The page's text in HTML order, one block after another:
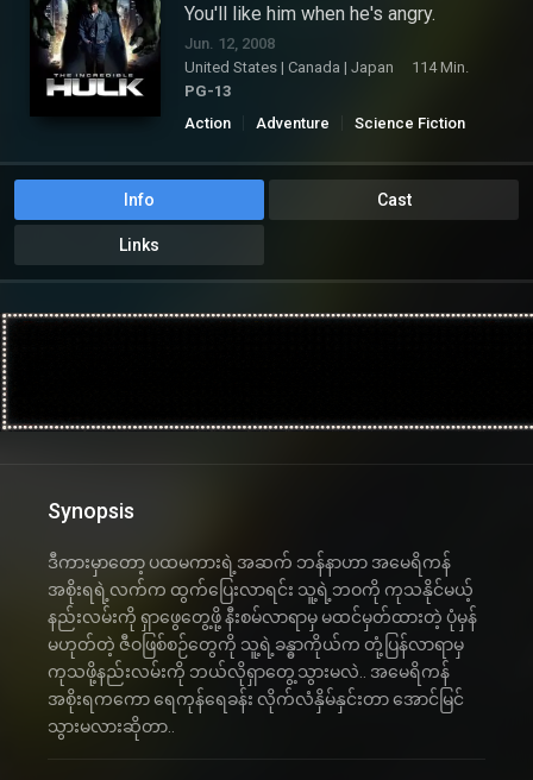
You'll like him when he's angry.
Jun. 12, 2008
United States | Canada | Japan
114 Min.
PG-13
Action
Adventure Science Fiction
Info Cast
Links
Synopsis
ဒီကားမှာတော့ ပထမကားရဲ့အဆက် ဘန်နာဟာ အမေရိကန်
အစိုးရရဲ့လက်က ထွက်ပြေးလာရင်း သူ့ရဲ့ဘဝကို ကုသနိုင်မယ့်
နည်းလမ်းကို ရှာဖွေတွေ့ဖို့ နီးစမ်လာရာမှ မထင်မှတ်ထားတဲ့ ပုံမှန်
မဟုတ်တဲ့ ဇီဝဖြစ်စဉ်တွေကို သူ့ရဲ့ခန္ဓာကိုယ်က တုံ့ပြန်လာရာမှ
ကုသဖို့နည်းလမ်းကို ဘယ်လိုရှာတွေ့သွားမလဲ.. အမေရိကန်
အစိုးရကကော ရေကုန်ရေခန်း လိုက်လံနှိမ်နှင်းတာ အောင်မြင်
သွားမလားဆိုတာ..